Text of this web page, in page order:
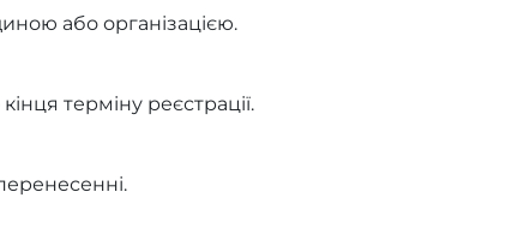
або організацією.
терміну реєстрації.